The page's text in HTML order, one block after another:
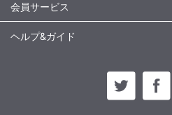
会員サービス
ヘルプ&ガイド